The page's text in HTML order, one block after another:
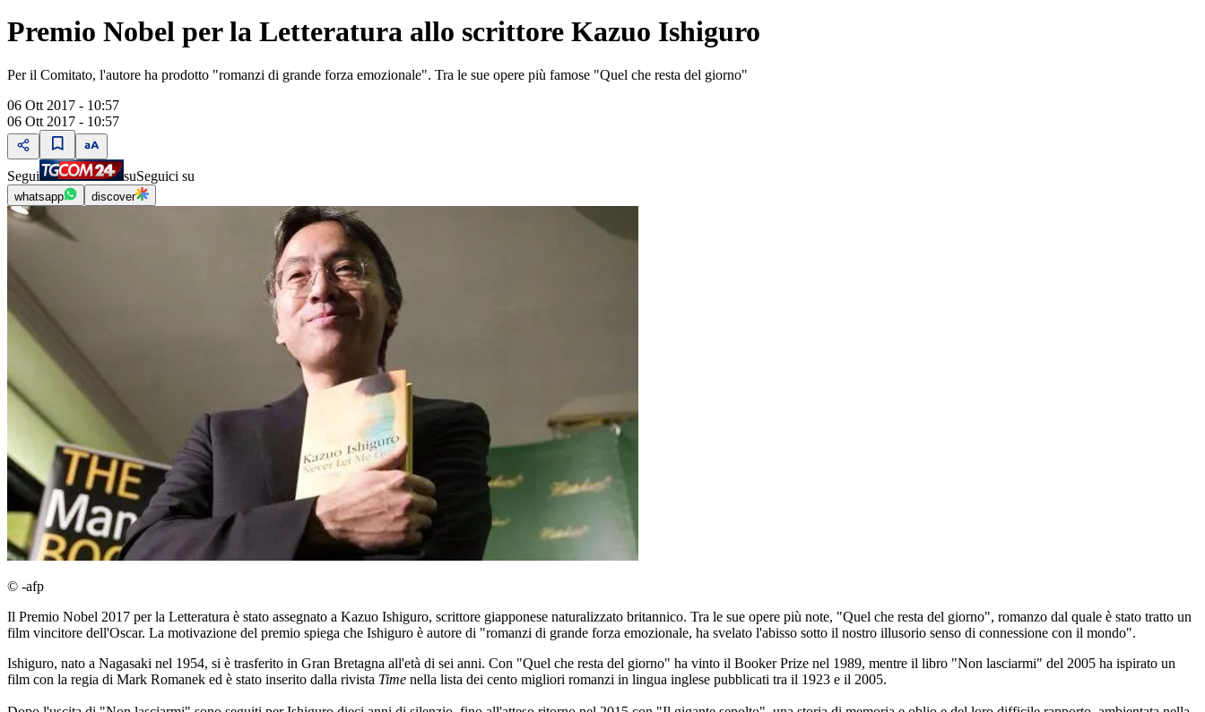
Premio Nobel per la Letteratura allo scrittore Kazuo Ishiguro
Per il Comitato, l'autore ha prodotto "romanzi di grande forza emozionale". Tra le sue opere più famose "Quel che resta del giorno"
06 Ott 2017 - 10:57
06 Ott 2017 - 10:57
Segui suSeguici su
whatsapp discover
© -afp
Il Premio Nobel 2017 per la Letteratura è stato assegnato a Kazuo Ishiguro, scrittore giapponese naturalizzato britannico. Tra le sue opere più note, "Quel che resta del giorno", romanzo dal quale è stato tratto un
film vincitore dell'Oscar. La motivazione del premio spiega che Ishiguro è autore di "romanzi di grande forza emozionale, ha svelato l'abisso sotto il nostro illusorio senso di connessione con il mondo".
Ishiguro, nato a Nagasaki nel 1954, si è trasferito in Gran Bretagna all'età di sei anni. Con "Quel che resta del giorno" ha vinto il Booker Prize nel 1989, mentre il libro "Non lasciarmi" del 2005 ha ispirato un
film con la regia di Mark Romanek ed è stato inserito dalla rivista Time nella lista dei cento migliori romanzi in lingua inglese pubblicati tra il 1923 e il 2005.